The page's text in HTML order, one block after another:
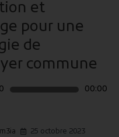
et
pour une
de
commune
00:00
25 octobre 2023